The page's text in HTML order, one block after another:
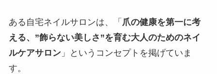
ある自宅ネイルサロンは、「 爪の健康を第一に考
える、”飾らない美しさ”を育む大人のためのネイ
ルケアサロン」というコンセプトを掲げていま
す。